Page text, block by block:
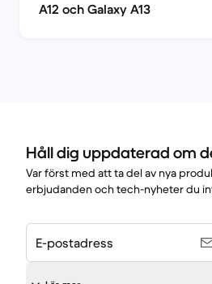
A12 och Galaxy A13
Håll dig uppdaterad om
Var först med att ta del av nya
erbjudanden och tech-nyheter du
E-postadress